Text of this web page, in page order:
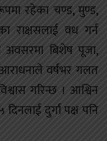
रहेका चण्ड, मुण्ड,
राक्षसलाई वध गर्न
अवसरमा बिशेष पूजा,
वर्षभर गलत
गरिन्छ । आश्विन
दुर्गा पक्ष पनि